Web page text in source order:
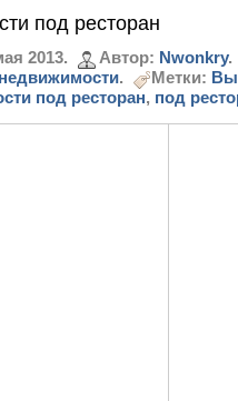
под ресторан
2013. Автор: Nwonkry.
. Метки:
под ресторан, под